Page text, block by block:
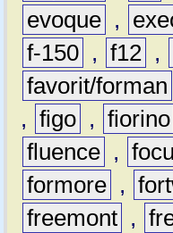
evoque ,
f-150 , f12 ,
favorit/forman
, figo , fiorino
fluence ,
formore ,
freemont ,